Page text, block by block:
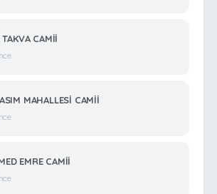
TAKVA CAMİİ
MAHALLESİ CAMİİ
EMRE CAMİİ